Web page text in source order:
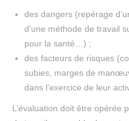
des dangers (repérage
d’une méthode de travail
pour la santé…) ;
des facteurs de risques
subies, marges de
dans l’exercice de leur
L’évaluation doit être opérée